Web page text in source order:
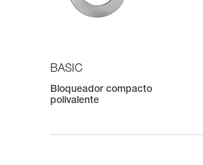
BASIC
Bloqueador compacto
polivalente